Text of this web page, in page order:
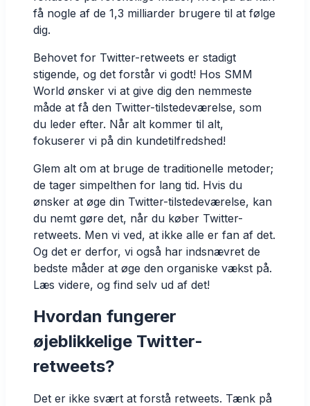
få nogle af de 1,3 milliarder brugere til at følge
dig.
Behovet for Twitter-retweets er stadigt
stigende, og det forstår vi godt! Hos SMM
World ønsker vi at give dig den nemmeste
måde at få den Twitter-tilstedeværelse, som
du leder efter. Når alt kommer til alt,
fokuserer vi på din kundetilfredshed!
Glem alt om at bruge de traditionelle metoder;
de tager simpelthen for lang tid. Hvis du
ønsker at øge din Twitter-tilstedeværelse, kan
du nemt gøre det, når du køber Twitter-
retweets. Men vi ved, at ikke alle er fan af det.
Og det er derfor, vi også har indsnævret de
bedste måder at øge den organiske vækst på.
Læs videre, og find selv ud af det!
Hvordan fungerer
øjeblikkelige Twitter-
retweets?
Det er ikke svært at forstå retweets. Tænk på